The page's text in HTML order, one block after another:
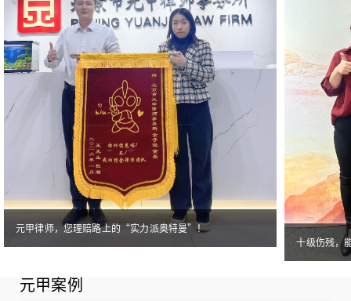
元甲律师，您理赔路上的“实力派奥特曼”！
十级伤残，
元甲案例